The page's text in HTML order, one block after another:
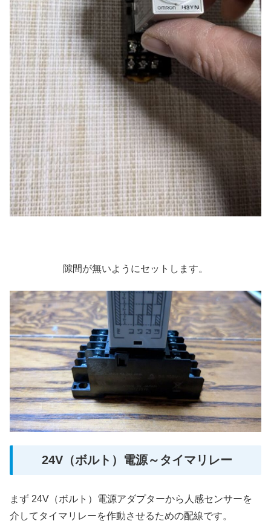
隙間が無いようにセットします。
24V（ボルト）電源～タイマリレー
まず 24V（ボルト）電源アダプターから人感センサーを
介してタイマリレーを作動させるための配線です。